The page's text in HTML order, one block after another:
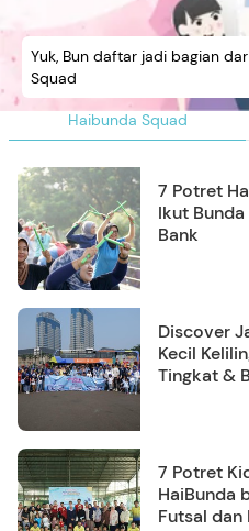
Haibunda Squad
Yuk, Bun daftar jadi bagian
Squad
7 Potret
Ikut
Bank
Discover
Kecil
Tingkat &
7 Potret
HaiBunda
Futsal dan